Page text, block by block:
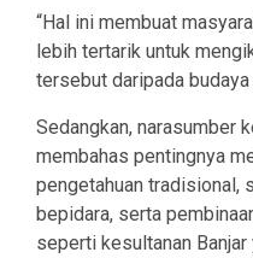
“Hal ini membuat
lebih tertarik untuk
tersebut daripada budaya
Sedangkan, narasumber
membahas pentingnya
pengetahuan tradisional,
bepidara, serta
seperti kesultanan